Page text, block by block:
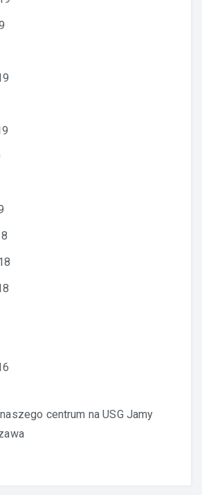
centrum naUSG Jamy